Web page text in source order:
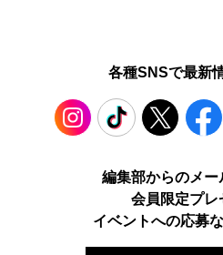
各種SNSで最新
TikTok X
編集部からのメー
会員限定プレ
イベントへの応募